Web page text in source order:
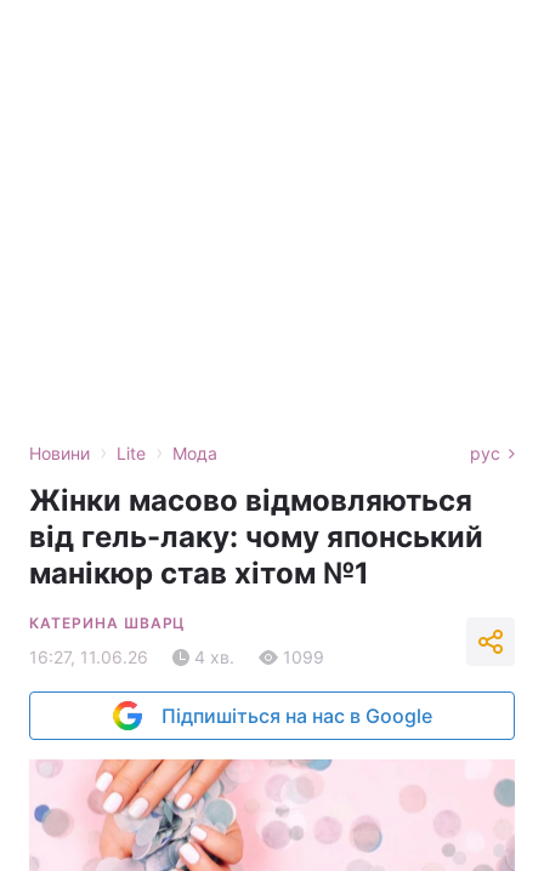
Новини › Lite › Мода рус
Жінки масово відмовляються
від гель-лаку: чому японський
манікюр став хітом №1
КАТЕРИНА ШВАРЦ
16:27, 11.06.26 4 хв. 1099
Підпишіться на нас в Google